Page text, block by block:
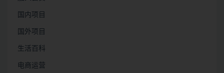
国内项目
国外项目
生活百科
电商运营